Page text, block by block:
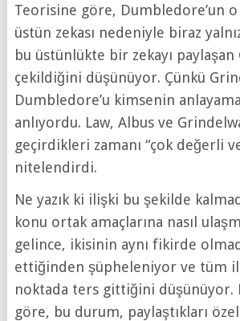
Teorisine göre, Dumbledore’un
üstün zekası nedeniyle biraz
bu üstünlükte bir zekayı paylaşan
çekildiğini düşünüyor. Çünkü
Dumbledore’u kimsenin
anlıyordu. Law, Albus ve
geçirdikleri zamanı “çok değerli
nitelendirdi.
Ne yazık ki ilişki bu şekilde
konu ortak amaçlarına nasıl
gelince, ikisinin aynı fikirde
ettiğinden şüpheleniyor ve tüm
noktada ters gittiğini düşünüyor.
göre, bu durum, paylaştıkları özel